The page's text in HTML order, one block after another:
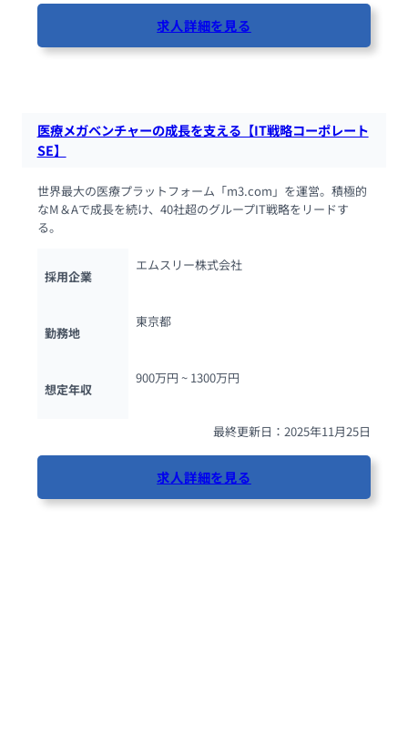
求人詳細を見る
医療メガベンチャーの成長を支える【IT戦略コーポレート
SE】
世界最大の医療プラットフォーム「m3.com」を運営。積極的
なM＆Aで成長を続け、40社超のグループIT戦略をリードす
る。
採用企業
エムスリー株式会社
勤務地
東京都
想定年収
900万円 ~ 1300万円
最終更新日：2025年11月25日
求人詳細を見る